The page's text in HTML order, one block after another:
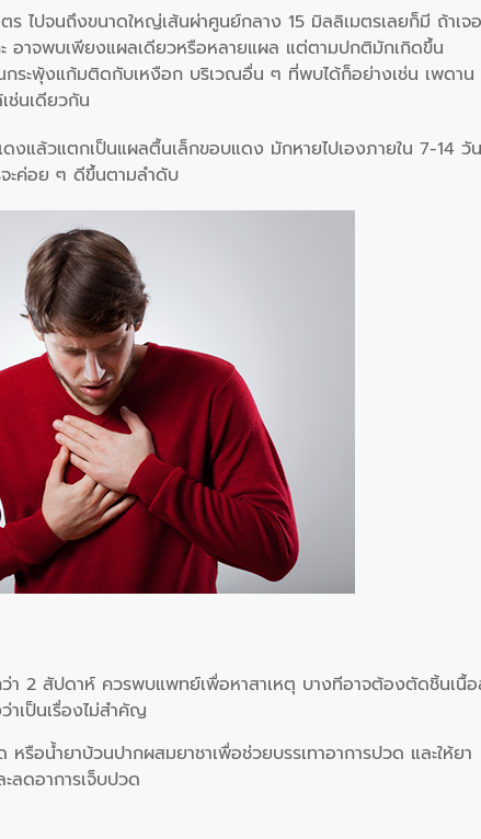
ไปจนถึงขนาดใหญ่เส้นผ่าศูนย์กลาง 15 มิลลิเมตรเลยก็มี ถ้าเจอ
อาจพบเพียงแผลเดียวหรือหลายแผล แต่ตามปกติมักเกิดขึ้น
ะพุ้งแก้มติดกับเหงือก บริเวณอื่น ๆ ที่พบได้ก็อย่างเช่น เพดาน
ช่นเดียวกัน
ดงแล้วแตกเป็นแผลตื้นเล็กขอบแดง มักหายไปเองภายใน 7-14 วัน
ะค่อย ๆ ดีขึ้นตามลำดับ
า 2 สัปดาห์ ควรพบแพทย์เพื่อหาสาเหตุ บางทีอาจต้องตัดชิ้นเนื้
าเป็นเรื่องไม่สำคัญ
รือน้ำยาบ้วนปากผสมยาชาเพื่อช่วยบรรเทาอาการปวด และให้ยา
ลดอาการเจ็บปวด